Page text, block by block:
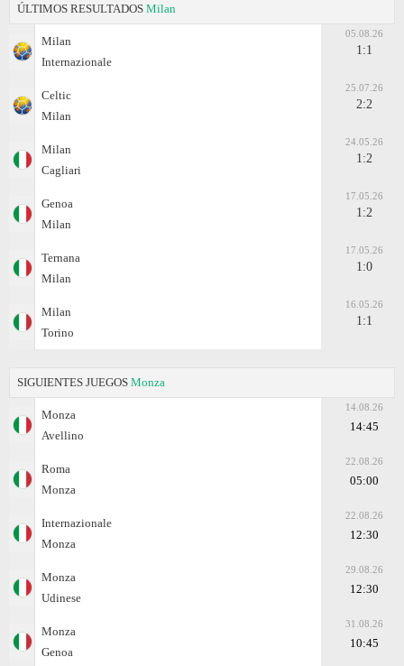
ÚLTIMOS RESULTADOS Milan
Milan
Internazionale
05.08.26
1:1
Celtic
Milan
25.07.26
2:2
Milan
Cagliari
24.05.26
1:2
Genoa
Milan
17.05.26
1:2
Ternana
Milan
17.05.26
1:0
Milan
Torino
16.05.26
1:1
SIGUIENTES JUEGOS Monza
Monza
Avellino
14.08.26
14:45
Roma
Monza
22.08.26
05:00
Internazionale
Monza
22.08.26
12:30
Monza
Udinese
29.08.26
12:30
Monza
Genoa
31.08.26
10:45